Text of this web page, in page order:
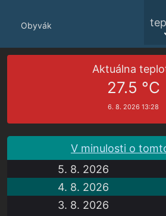
Obyvák
Aktuálna
27.5 °C
6. 8. 2026 13:28
V minulosti o
5. 8. 2026
4. 8. 2026
3. 8. 2026